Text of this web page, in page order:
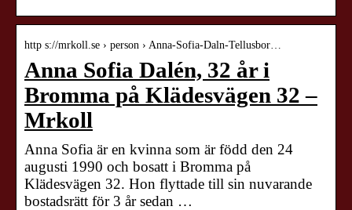
http s://mrkoll.se › person › Anna-Sofia-Daln-Tellusbor…
Anna Sofia Dalén, 32 år i
Bromma på Klädesvägen 32 –
Mrkoll
Anna Sofia är en kvinna som är född den 24
augusti 1990 och bosatt i Bromma på
Klädesvägen 32. Hon flyttade till sin nuvarande
bostadsrätt för 3 år sedan …